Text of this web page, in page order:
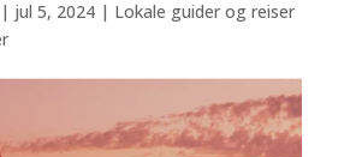
jul 5, 2024| Lokale guider og reiser